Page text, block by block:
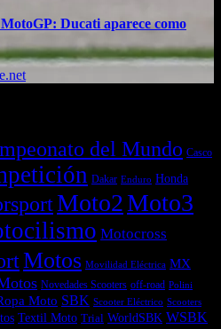
Ducati aparece como
del Mundo Casco
Dakar Enduro Honda
Moto2Moto3
Motocross
Motos Movilidad Eléctrica MX
Novedades Scooters off-road Polini
Moto SBK Scooter Eléctrico Scooters
Textil Moto Trial WorldSBK WSBK